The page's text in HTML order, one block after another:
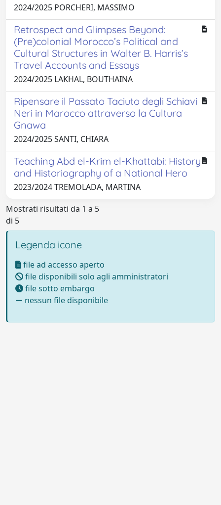
2024/2025 PORCHERI, MASSIMO
Retrospect and Glimpses Beyond:
(Pre)colonial Morocco’s Political and
Cultural Structures in Walter B. Harris’s
Travel Accounts and Essays
2024/2025 LAKHAL, BOUTHAINA
Ripensare il Passato Taciuto degli Schiavi
Neri in Marocco attraverso la Cultura
Gnawa
2024/2025 SANTI, CHIARA
Teaching Abd el-Krim el-Khattabi: History
and Historiography of a National Hero
2023/2024 TREMOLADA, MARTINA
Mostrati risultati da 1 a 5
di 5
Legenda icone
file ad accesso aperto
file disponibili solo agli amministratori
file sotto embargo
nessun file disponibile